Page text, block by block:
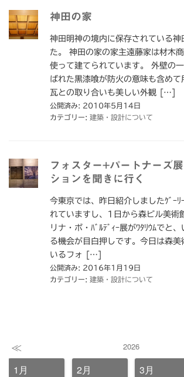
神田の家
神田明神の境内に保存されている神
た。 神田の家の家主遠藤家は材木
使って建てられています。 外壁の
ばれた黒漆喰が防火の意味も含めて
瓦との取り合いも美しい外観 […]
公開済み: 2010年5月14日
カテゴリー: 建築・設計について
フォスター+パートナーズ
ションを聞きに行く
今東京では、昨日紹介しましたｹﾞｰ
れていますし、1日から森ビル美術
リナ・ボ・ﾊﾞﾙﾃﾞｨｰ展がﾜﾀﾘｳﾑでと
る機会が目白押しです。今日は森美
いるフォ […]
公開済み: 2016年1月19日
カテゴリー: 建築・設計について
≪ 2026
1月 2月 3月